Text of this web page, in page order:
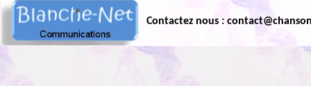
Contactez nous :